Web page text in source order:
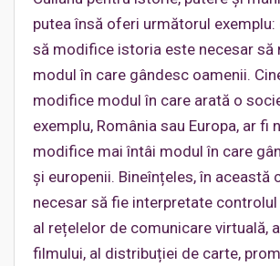
putea însă oferi următorul
să modifice istoria este necesar să
modul în care gândesc oamenii.
modifice modul în care arată o
exemplu, România sau Europa, ar fi
modifice mai întâi modul în care
și europenii. Bineînțeles, în această
necesar să fie interpretate
al rețelelor de comunicare virtuală,
filmului, al distribuției de carte,